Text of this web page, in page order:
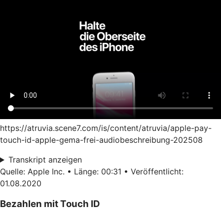
https://atruvia.scene7.com/is/content/atruvia/apple-pay-
touch-id-apple-gema-frei-audiobeschreibung-202508
Transkript anzeigen
Quelle: Apple Inc. • Länge: 00:31 • Veröffentlicht:
01.08.2020
Bezahlen mit Touch ID